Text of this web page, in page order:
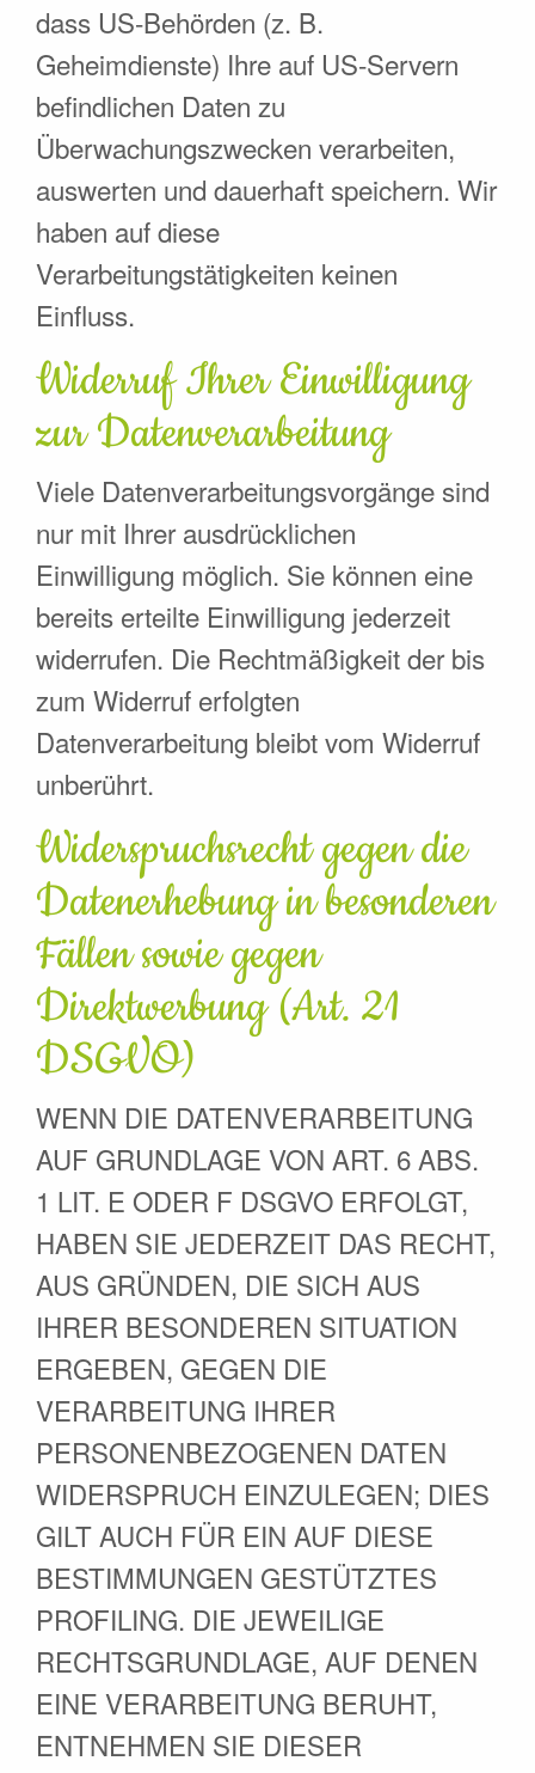
dass US-Behörden (z. B.
Geheimdienste) Ihre auf US-Servern
befindlichen Daten zu
Überwachungszwecken verarbeiten,
auswerten und dauerhaft speichern. Wir
haben auf diese
Verarbeitungstätigkeiten keinen
Einfluss.
Widerruf Ihrer Einwilligung
zur Datenverarbeitung
Viele Datenverarbeitungsvorgänge sind
nur mit Ihrer ausdrücklichen
Einwilligung möglich. Sie können eine
bereits erteilte Einwilligung jederzeit
widerrufen. Die Rechtmäßigkeit der bis
zum Widerruf erfolgten
Datenverarbeitung bleibt vom Widerruf
unberührt.
Widerspruchsrecht gegen die
Datenerhebung in besonderen
Fällen sowie gegen
Direktwerbung (Art. 21
DSGVO)
WENN DIE DATENVERARBEITUNG
AUF GRUNDLAGE VON ART. 6 ABS.
1 LIT. E ODER F DSGVO ERFOLGT,
HABEN SIE JEDERZEIT DAS RECHT,
AUS GRÜNDEN, DIE SICH AUS
IHRER BESONDEREN SITUATION
ERGEBEN, GEGEN DIE
VERARBEITUNG IHRER
PERSONENBEZOGENEN DATEN
WIDERSPRUCH EINZULEGEN; DIES
GILT AUCH FÜR EIN AUF DIESE
BESTIMMUNGEN GESTÜTZTES
PROFILING. DIE JEWEILIGE
RECHTSGRUNDLAGE, AUF DENEN
EINE VERARBEITUNG BERUHT,
ENTNEHMEN SIE DIESER